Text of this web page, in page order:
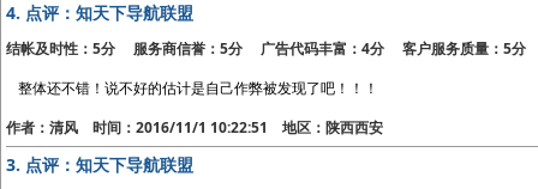
4. 点评：知天下导航联盟
结帐及时性：5分 服务商信誉：5分 广告代码丰富：4分 客户服务质量：5分
整体还不错！说不好的估计是自己作弊被发现了吧！！！
作者：清风 时间：2016/11/1 10:22:51 地区：陕西西安
3. 点评：知天下导航联盟